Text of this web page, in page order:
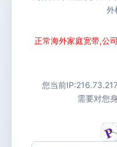
外
正常海外家庭宽带,公
您当前IP:
需要对您